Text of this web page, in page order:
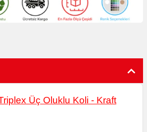
Üç Oluklu Koli - Kraft